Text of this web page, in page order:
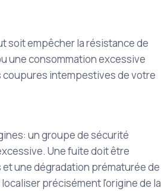
soit empêcher la résistance de
une consommation excessive
intempestives de votre
un groupe de sécurité
Une fuite doit être
une dégradation prématurée de
précisément l'origine de la